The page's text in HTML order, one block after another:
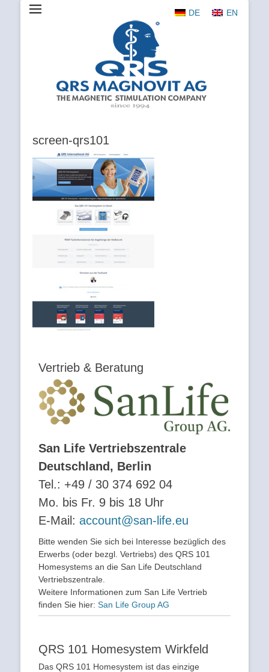
MAGNOVIT
The Magnetic Stimulation Company
DE EN
screen-qrs101
Vertrieb & Beratung
San Life Vertriebszentrale
Deutschland, Berlin
Tel.: +49 / 30 374 692 04
Mo. bis Fr. 9 bis 18 Uhr
E-Mail: account@san-life.eu
Bitte wenden Sie sich bei Interesse bezüglich des
Erwerbs (oder bezgl. Vertriebs) des QRS 101
Homesystems an die San Life Deutschland
Vertriebszentrale.
Weitere Informationen zum San Life Vertrieb
finden Sie hier: San Life Group AG
QRS 101 Homesystem Wirkfeld
Das QRS 101 Homesystem ist das einzige